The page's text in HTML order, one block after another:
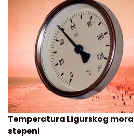
Temperatura Ligurskog
stepeni